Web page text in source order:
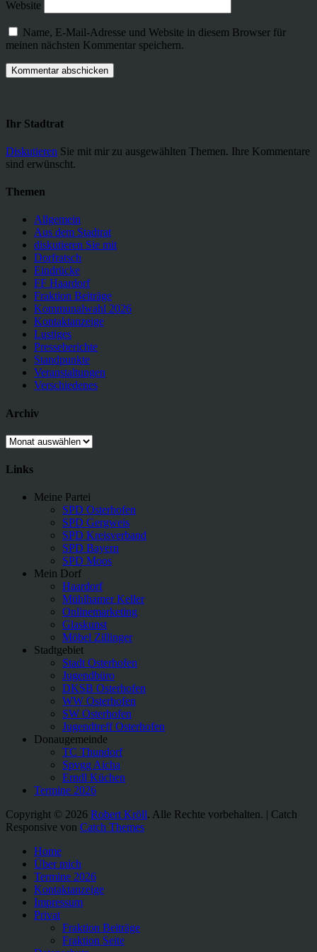
Website
Name, E-Mail-Adresse und Website in diesem Browser für
meinen nächsten Kommentar speichern.
Ihr Stadtrat
Diskutieren Sie mit mir zu ausgewählten Themen. Ihre Kommentare
sind erwünscht.
Themen
Allgemein
Aus dem Stadtrat
diskutieren Sie mit
Dorfratsch
Eindrücke
FF Haardorf
Fraktion Beiträge
Kommunalwahl 2026
Kontaktanzeige
Lustiges
Presseberichte
Standpunkte
Veranstaltungen
Verschiedenes
Archiv
Archiv
Links
Meine Partei
SPD Osterhofen
SPD Gergweis
SPD Kreisverband
SPD Bayern
SPD Moos
Mein Dorf
Haardorf
Mühlhamer Keller
Onlinemarketing
Glaskunst
Möbel Zillinger
Stadtgebiet
Stadt Osterhofen
Jugendbüro
DKSB Osterhofen
WW Osterhofen
SW Osterhofen
Jugendtreff Osterhofen
Donaugemeinde
TC Thundorf
Spvgg Aicha
Erndl Küchen
Termine 2026
Copyright © 2026 Robert Kröll. Alle Rechte vorbehalten. | Catch
Responsive von Catch Themes
oben
scrollen
Home
Über mich
Termine 2026
Kontaktanzeige
Impressum
Privat
Fraktion Beiträge
Fraktion Seite